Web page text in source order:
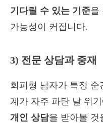
기다릴 수 있는 기준을
가능성이 커집니다.
3) 전문 상담과 중재
회피형 남자가 특정
계가 자주 파탄 날 위
개인 상담을 받아볼 것